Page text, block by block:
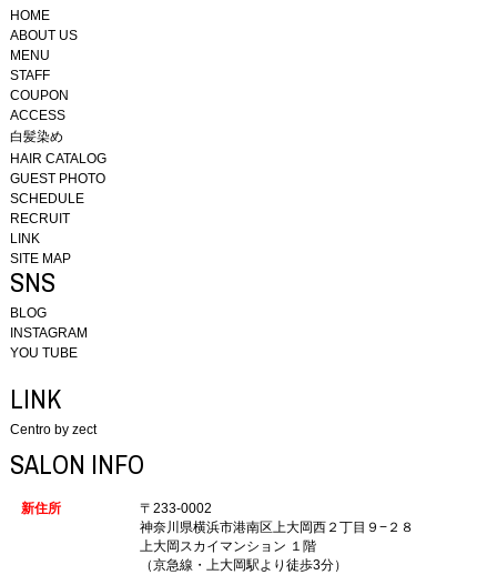
HOME
ABOUT US
MENU
STAFF
COUPON
ACCESS
白髪染め
HAIR CATALOG
GUEST PHOTO
SCHEDULE
RECRUIT
LINK
SITE MAP
SNS
BLOG
INSTAGRAM
YOU TUBE
LINK
Centro by zect
SALON INFO
新住所
〒233-0002
神奈川県横浜市港南区上大岡西２丁目９−２８
上大岡スカイマンション １階
（京急線・上大岡駅より徒歩3分）